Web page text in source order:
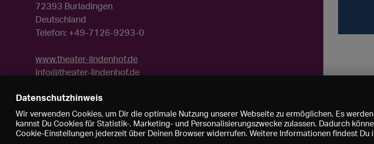
72393 Burladingen
Deutschland
Telefon: +49-7126-9293-0
www.theater-lindenhof.de
info@theater-lindenhof.de
Datenschutzhinweis
Wir verwenden Cookies, um Dir die optimale Nutzung unserer Webseite zu ermöglichen. Es
kannst Du Cookies für Statistik-, Marketing- und Personalisierungszwecke zulassen. Dadurch
Cookie-Einstellungen jederzeit über Deinen Browser widerrufen. Weitere Informationen findest Du